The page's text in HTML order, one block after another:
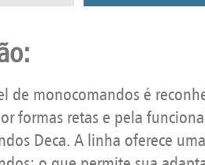
de monocomandos é
formas retas e pela
Deca. A linha oferece